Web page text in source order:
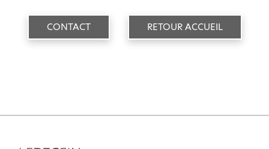
CONTACT RETOUR ACCUEIL